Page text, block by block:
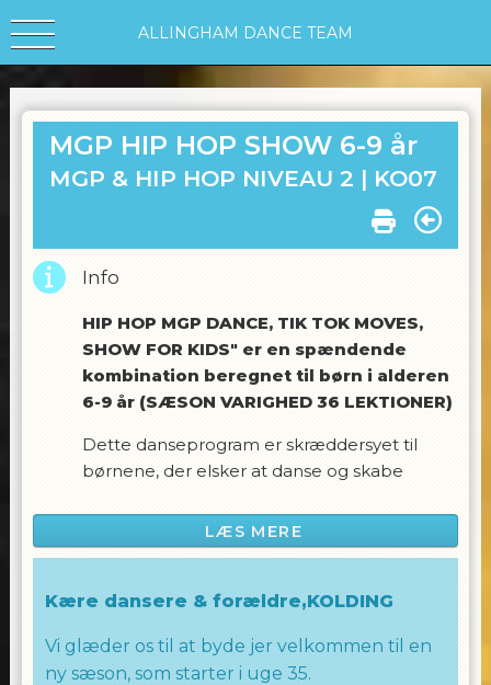
ALLINGHAM DANCE TEAM
MGP HIP HOP SHOW 6-9 år
MGP & HIP HOP NIVEAU 2 | KO07
Info
HIP HOP MGP DANCE, TIK TOK MOVES,
SHOW FOR KIDS" er en spændende
kombination beregnet til børn i alderen
6-9 år (SÆSON VARIGHED 36 LEKTIONER)
Dette danseprogram er skræddersyet til
børnene, der elsker at danse og skabe
Børne MGP og TikTok & musik, som de
kender og elsker.
På disse hold lægges der vægt på at lære
fantastisk oplevelse og får lov til at udleve en
masse energi.
LÆS MERE
Kære dansere & forældre,KOLDING
Vi glæder os til at byde jer velkommen til en
ny sæson, som starter i uge 35.